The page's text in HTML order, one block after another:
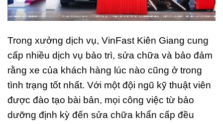
Trong xưởng dịch vụ, VinFast Kiên Giang cung
cấp nhiều dịch vụ bảo trì, sửa chữa và bảo đảm
rằng xe của khách hàng lúc nào cũng ở trong
tình trạng tốt nhất. Với một đội ngũ kỹ thuật viên
được đào tạo bài bản, mọi công việc từ bảo
dưỡng định kỳ đến sửa chữa khẩn cấp đều